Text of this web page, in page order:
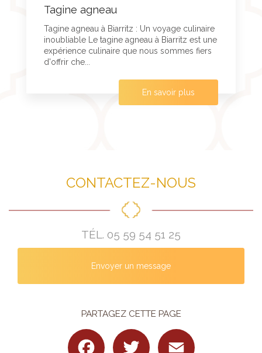
Tagine agneau
Tagine agneau à Biarritz : Un voyage culinaire
inoubliable Le tagine agneau à Biarritz est une
expérience culinaire que nous sommes fiers
d'offrir che...
En savoir plus
CONTACTEZ-NOUS
TÉL. 05 59 54 51 25
Envoyer un message
PARTAGEZ CETTE PAGE
Facebook Twitter